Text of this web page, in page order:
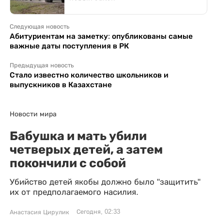
Следующая новость
Абитуриентам на заметку: опубликованы самые
важные даты поступления в РК
Предыдущая новость
Стало известно количество школьников и
выпускников в Казахстане
Новости мира
Бабушка и мать убили
четверых детей, а затем
покончили с собой
Убийство детей якобы должно было "защитить"
их от предполагаемого насилия.
Анастасия Цирулик Сегодня, 02:33